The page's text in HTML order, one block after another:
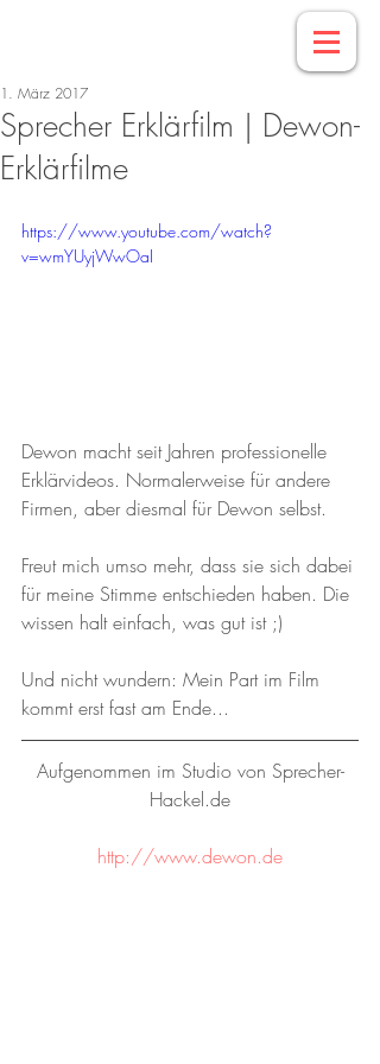
Sprecher Erklärfilm | Dewon-
Erklärfilme
1. März 2017
https://www.youtube.com/watch?
v=wmYUyjWwOaI
Dewon macht seit Jahren professionelle
Erklärvideos. Normalerweise für andere
Firmen, aber diesmal für Dewon selbst.
Freut mich umso mehr, dass sie sich dabei
für meine Stimme entschieden haben. Die
wissen halt einfach, was gut ist ;)
Und nicht wundern: Mein Part im Film
kommt erst fast am Ende...
Aufgenommen im Studio von Sprecher-
Hackel.de
http://www.dewon.de